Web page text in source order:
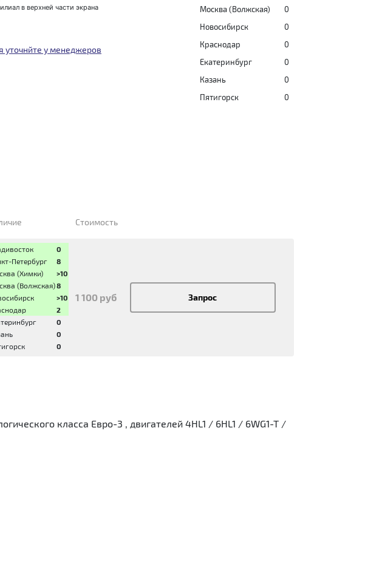
в верхней части экрана
уточнйте у менеджеров
Москва (Волжская)
0
Новосибирск
0
Краснодар
0
Екатеринбург
0
Казань
0
Пятигорск
0
Стоимость
0
Петербург
8
(Химки)
>10
(Волжская)8
>10
2
0
0
0
1 100 руб Запрос
класса Евро-3 , двигателей 4HL1 / 6HL1 / 6WG1-T /